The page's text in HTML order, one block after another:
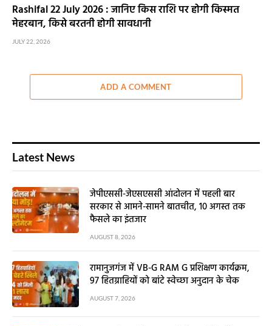
Rashifal 22 July 2026 : जानिए किस राशि पर होगी किस्मत
मेहरबान, किसे बरतनी होगी सावधानी
JULY 22, 2026
ADD A COMMENT
Latest News
जेपीएससी-जेएसएससी आंदोलन में पहली बार
सरकार से आमने-सामने बातचीत, 10 अगस्त तक
फैसले का इंतजार
AUGUST 8, 2026
रामानुजगंज में VB-G RAM G प्रशिक्षण कार्यक्रम,
97 हितग्राहियों को बांटे स्वेच्छा अनुदान के चेक
AUGUST 7, 2026